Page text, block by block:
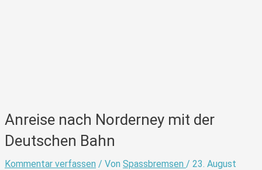
Anreise nach Norderney mit der
Deutschen Bahn
Kommentar verfassen / Von Spassbremsen / 23. August